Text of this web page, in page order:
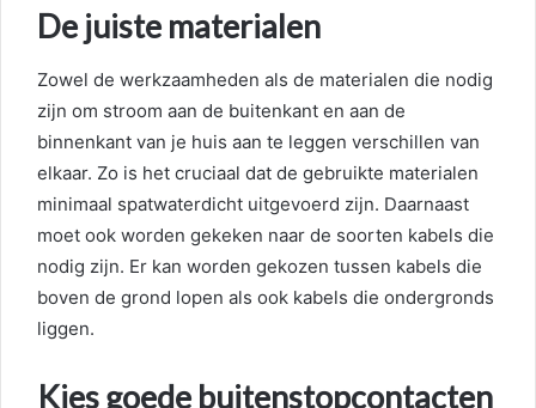
De juiste materialen
Zowel de werkzaamheden als de materialen die nodig
zijn om stroom aan de buitenkant en aan de
binnenkant van je huis aan te leggen verschillen van
elkaar. Zo is het cruciaal dat de gebruikte materialen
minimaal spatwaterdicht uitgevoerd zijn. Daarnaast
moet ook worden gekeken naar de soorten kabels die
nodig zijn. Er kan worden gekozen tussen kabels die
boven de grond lopen als ook kabels die ondergronds
liggen.
Kies goede buitenstopcontacten